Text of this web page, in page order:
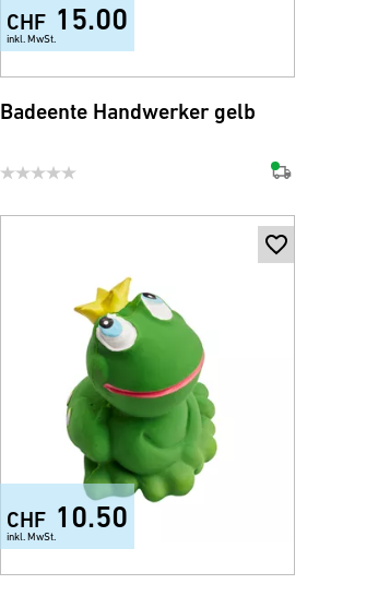
CHF 15.00
inkl. MwSt.
Badeente Handwerker gelb
CHF 10.50
inkl. MwSt.